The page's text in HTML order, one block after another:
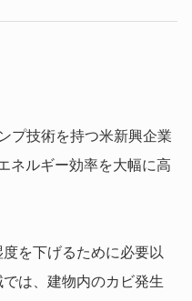
プ技術を持つ米新興企業
ネルギー効率を大幅に高
を下げるために必要以
は、建物内のカビ発生